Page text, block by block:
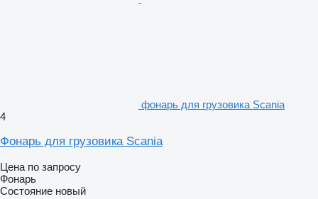
фонарь для грузовика Scania
4
Фонарь для грузовика Scania
Цена по запросу
Фонарь
Состояние новый